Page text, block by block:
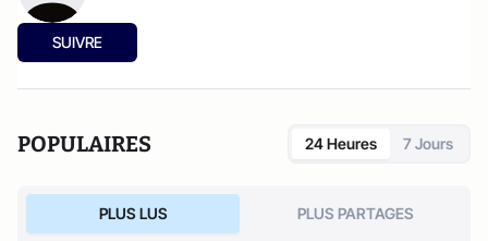
SUIVRE
POPULAIRES 24 Heures 7 Jours
PLUS LUS PLUS PARTAGES